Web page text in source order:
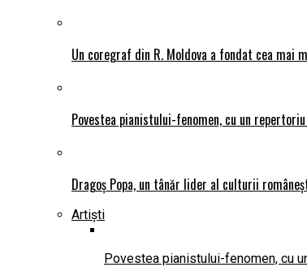
Un coregraf din R. Moldova a fondat cea mai
Povestea pianistului-fenomen, cu un
Dragoș Popa, un tânăr lider al culturii
Artiști
Povestea pianistului-fenomen, cu